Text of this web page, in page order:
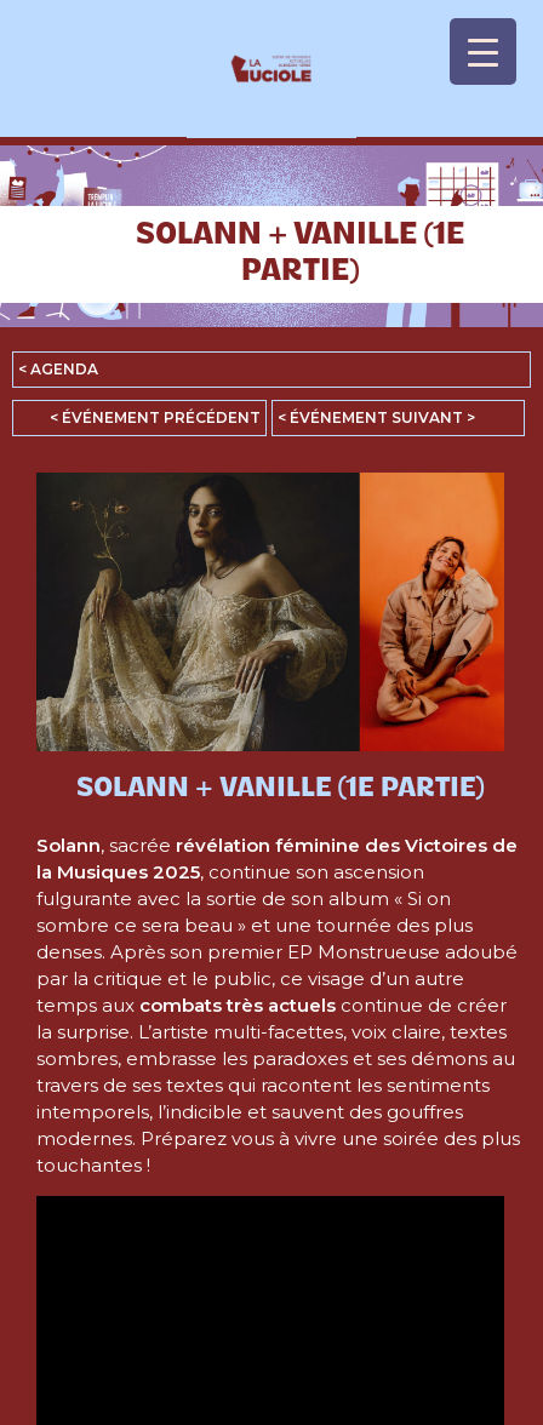
SOLANN + VANILLE (1E
PARTIE)
< AGENDA
< ÉVÉNEMENT PRÉCÉDENT < ÉVÉNEMENT SUIVANT >
SOLANN + VANILLE (1E PARTIE)
Solann, sacrée révélation féminine des Victoires de
la Musiques 2025, continue son ascension
fulgurante avec la sortie de son album « Si on
sombre ce sera beau » et une tournée des plus
denses. Après son premier EP Monstrueuse adoubé
par la critique et le public, ce visage d’un autre
temps aux combats très actuels continue de créer
la surprise. L’artiste multi-facettes, voix claire, textes
sombres, embrasse les paradoxes et ses démons au
travers de ses textes qui racontent les sentiments
intemporels, l’indicible et sauvent des gouffres
modernes. Préparez vous à vivre une soirée des plus
touchantes !